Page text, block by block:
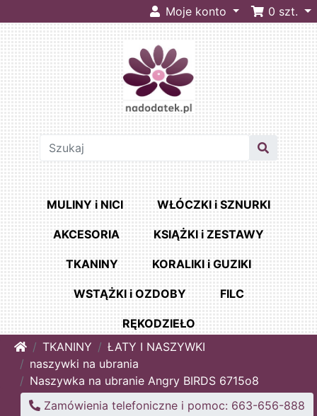
Moje konto 0 szt.
MULINY i NICI WŁÓCZKI i SZNURKI
AKCESORIA KSIĄŻKI i ZESTAWY
TKANINY KORALIKI i GUZIKI
WSTĄŻKI i OZDOBY FILC
RĘKODZIEŁO
HomeTKANINY
ŁATY I NASZYWKI
naszywki na ubrania
Naszywka na ubranie Angry BIRDS 6715o8
Zamówienia telefoniczne i pomoc: 663-656-888